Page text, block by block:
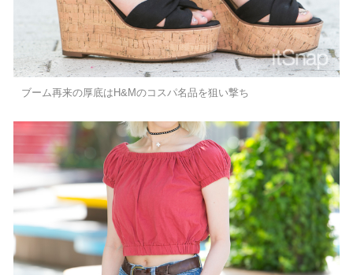
ブーム再来の厚底はH&Mのコスパ名品を狙い撃ち